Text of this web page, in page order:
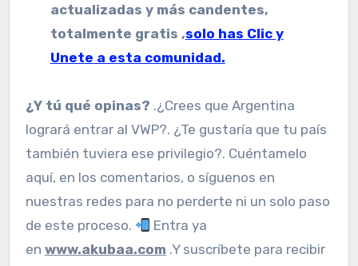
actualizadas y más candentes,
totalmente gratis ,solo has Clic y
Unete a esta comunidad.
¿Y tú qué opinas? .¿Crees que Argentina
logrará entrar al VWP?. ¿Te gustaría que tu país
también tuviera ese privilegio?. Cuéntamelo
aquí, en los comentarios, o síguenos en
nuestras redes para no perderte ni un solo paso
de este proceso.
Entra ya
en www.akubaa.com .Y suscríbete para recibir